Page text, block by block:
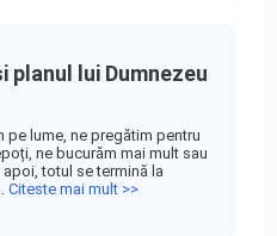
planul lui Dumnezeu
lume, ne pregătim pentru
ne bucurăm mai mult sau
totul se termină la
Citeste mai mult >>